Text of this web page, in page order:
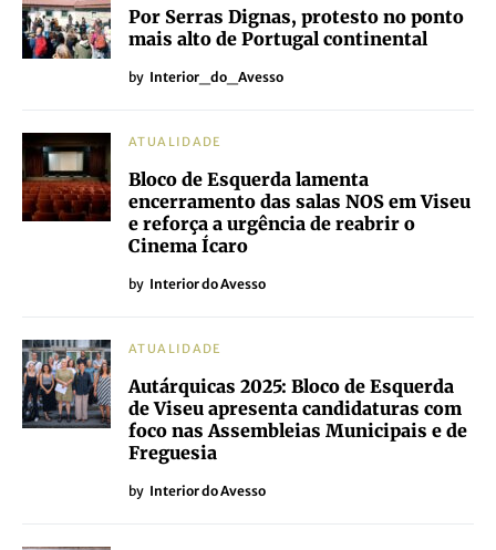
Por Serras Dignas, protesto no ponto
mais alto de Portugal continental
by Interior_do_Avesso
ATUALIDADE
Bloco de Esquerda lamenta
encerramento das salas NOS em Viseu
e reforça a urgência de reabrir o
Cinema Ícaro
by Interior do Avesso
ATUALIDADE
Autárquicas 2025: Bloco de Esquerda
de Viseu apresenta candidaturas com
foco nas Assembleias Municipais e de
Freguesia
by Interior do Avesso